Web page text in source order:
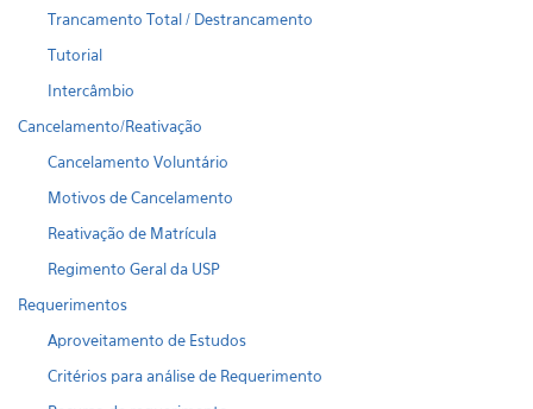
Trancamento Total / Destrancamento
Tutorial
Intercâmbio
Cancelamento/Reativação
Cancelamento Voluntário
Motivos de Cancelamento
Reativação de Matrícula
Regimento Geral da USP
Requerimentos
Aproveitamento de Estudos
Critérios para análise de Requerimento